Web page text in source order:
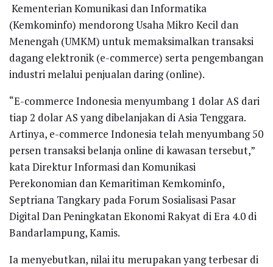
Kementerian Komunikasi dan Informatika
(Kemkominfo) mendorong Usaha Mikro Kecil dan
Menengah (UMKM) untuk memaksimalkan transaksi
dagang elektronik (e-commerce) serta pengembangan
industri melalui penjualan daring (online).
“E-commerce Indonesia menyumbang 1 dolar AS dari
tiap 2 dolar AS yang dibelanjakan di Asia Tenggara.
Artinya, e-commerce Indonesia telah menyumbang 50
persen transaksi belanja online di kawasan tersebut,”
kata Direktur Informasi dan Komunikasi
Perekonomian dan Kemaritiman Kemkominfo,
Septriana Tangkary pada Forum Sosialisasi Pasar
Digital Dan Peningkatan Ekonomi Rakyat di Era 4.0 di
Bandarlampung, Kamis.
Ia menyebutkan, nilai itu merupakan yang terbesar di